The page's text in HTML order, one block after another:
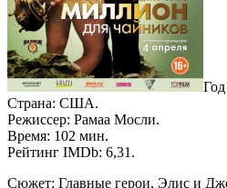
Страна: США.
Режиссер: Рамаа Мосли.
Время: 102 мин.
Рейтинг IMDb: 6,31.
Сюжет: Главные герои, Элис и